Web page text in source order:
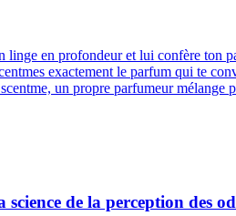
en profondeur et lui confère ton
exactement le parfum qui te
un propre parfumeur
de la perception des